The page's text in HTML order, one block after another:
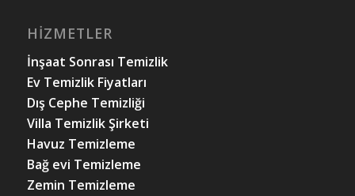
HIZMETLER
İnşaat Sonrası Temizlik
Ev Temizlik Fiyatları
Dış Cephe Temizliği
Villa Temizlik Şirketi
Havuz Temizleme
Bağ evi Temizleme
Zemin Temizleme